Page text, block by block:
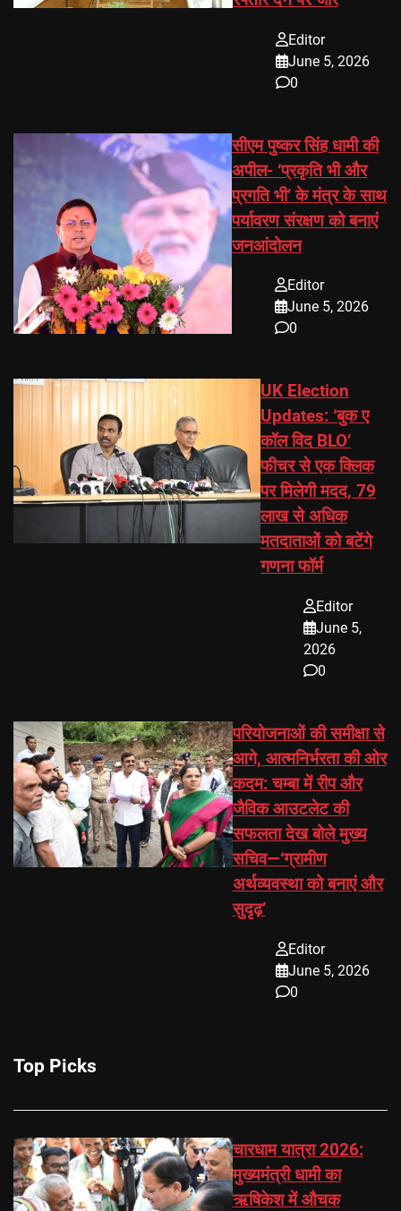
Editor
June 5, 2026
0
सीएम पुष्कर सिंह धामी की
अपील- ‘प्रकृति भी और
प्रगति भी’ के मंत्र के साथ
पर्यावरण संरक्षण को बनाएं
जनआंदोलन
Editor
June 5, 2026
0
UK Election
Updates: ‘बुक ए
कॉल विद BLO’
फीचर से एक क्लिक
पर मिलेगी मदद, 79
लाख से अधिक
मतदाताओं को बटेंगे
गणना फॉर्म
Editor
June 5,
2026
0
परियोजनाओं की समीक्षा से
आगे, आत्मनिर्भरता की ओर
कदम: चम्बा में रीप और
जैविक आउटलेट की
सफलता देख बोले मुख्य
सचिव—‘ग्रामीण
अर्थव्यवस्था को बनाएं और
सुदृढ़’
Editor
June 5, 2026
0
Top Picks
चारधाम यात्रा 2026:
मुख्यमंत्री धामी का
ऋषिकेश में औचक